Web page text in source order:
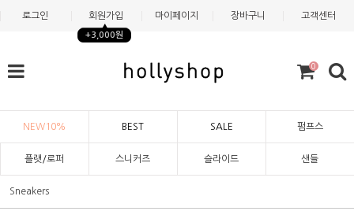
로그인 회원가입
+3,000원
마이페이지 장바구니 고객센터
0
NEW10% BEST SALE 펌프스
플랫/로퍼 스니커즈 슬라이드 샌들
Sneakers